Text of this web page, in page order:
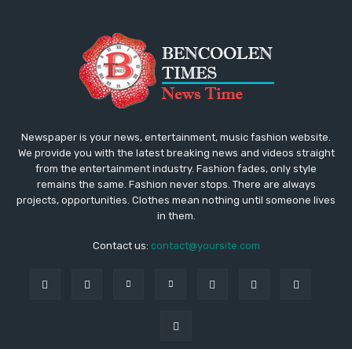
Newspaper is your news, entertainment, music fashion website.
We provide you with the latest breaking news and videos straight
from the entertainment industry. Fashion fades, only style
remains the same. Fashion never stops. There are always
projects, opportunities. Clothes mean nothing until someone lives
in them.
Contact us: contact@yoursite.com